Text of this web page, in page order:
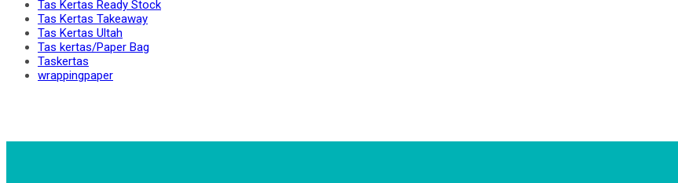
Tas Kertas Ready Stock
Tas Kertas Takeaway
Tas Kertas Ultah
Tas kertas/Paper Bag
Taskertas
wrappingpaper